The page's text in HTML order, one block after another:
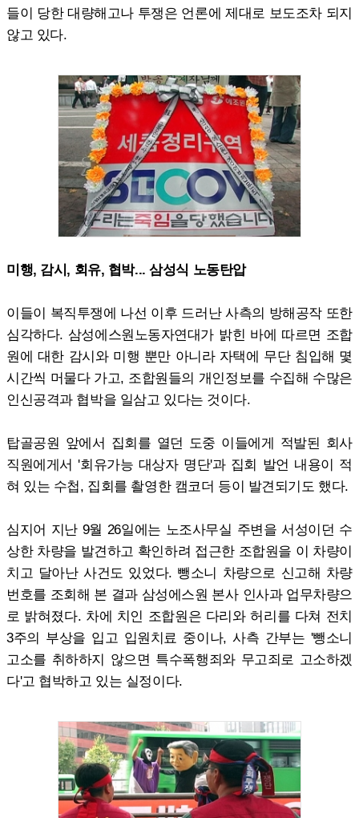
들이 당한 대량해고나 투쟁은 언론에 제대로 보도조차 되지
않고 있다.
미행, 감시, 회유, 협박... 삼성식 노동탄압
이들이 복직투쟁에 나선 이후 드러난 사측의 방해공작 또한
심각하다. 삼성에스원노동자연대가 밝힌 바에 따르면 조합
원에 대한 감시와 미행 뿐만 아니라 자택에 무단 침입해 몇
시간씩 머물다 가고, 조합원들의 개인정보를 수집해 수많은
인신공격과 협박을 일삼고 있다는 것이다.
탑골공원 앞에서 집회를 열던 도중 이들에게 적발된 회사
직원에게서 '회유가능 대상자 명단'과 집회 발언 내용이 적
혀 있는 수첩, 집회를 촬영한 캠코더 등이 발견되기도 했다.
심지어 지난 9월 26일에는 노조사무실 주변을 서성이던 수
상한 차량을 발견하고 확인하려 접근한 조합원을 이 차량이
치고 달아난 사건도 있었다. 뺑소니 차량으로 신고해 차량
번호를 조회해 본 결과 삼성에스원 본사 인사과 업무차량으
로 밝혀졌다. 차에 치인 조합원은 다리와 허리를 다쳐 전치
3주의 부상을 입고 입원치료 중이나, 사측 간부는 '뺑소니
고소를 취하하지 않으면 특수폭행죄와 무고죄로 고소하겠
다'고 협박하고 있는 실정이다.